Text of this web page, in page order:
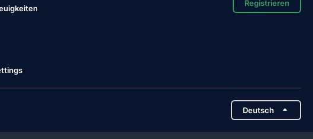
Registrieren
Deutsch